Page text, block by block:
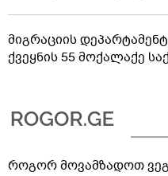
მიგრაციის
ქვეყნის 55 მოქალაქე
როგორ მოვამზადოთ